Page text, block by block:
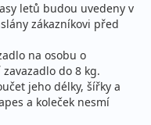
letů budou uvedeny v
zákazníkovi před
na osobu o
do 8 kg.
jeho délky, šířky a
a koleček nesmí